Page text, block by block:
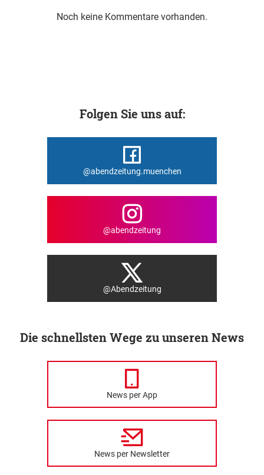
Noch keine Kommentare vorhanden.
Folgen Sie uns auf:
@abendzeitung.muenchen
@abendzeitung
@Abendzeitung
Die schnellsten Wege zu unseren News
News per App
News per Newsletter